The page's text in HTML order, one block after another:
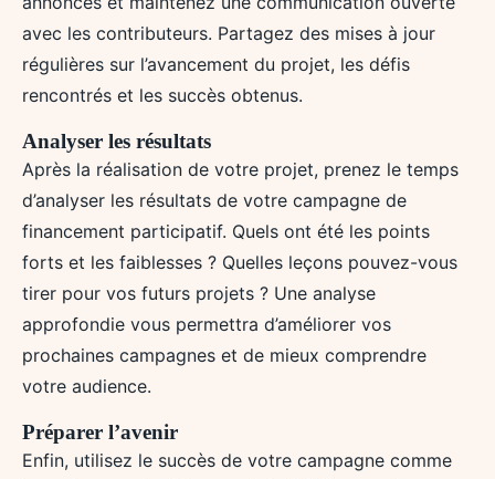
avec les contributeurs. Partagez des mises à jour
régulières sur l’avancement du projet, les défis
rencontrés et les succès obtenus.
Analyser les résultats
Après la réalisation de votre projet, prenez le temps
d’analyser les résultats de votre campagne de
financement participatif. Quels ont été les points
forts et les faiblesses ? Quelles leçons pouvez-vous
tirer pour vos futurs projets ? Une analyse
approfondie vous permettra d’améliorer vos
prochaines campagnes et de mieux comprendre
votre audience.
Préparer l’avenir
Enfin, utilisez le succès de votre campagne comme